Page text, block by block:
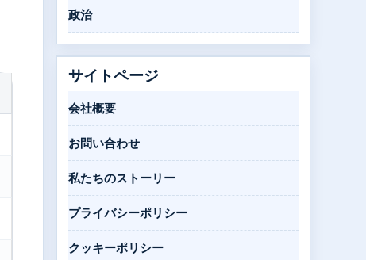
政治
サイトページ
会社概要
お問い合わせ
私たちのストーリー
プライバシーポリシー
クッキーポリシー